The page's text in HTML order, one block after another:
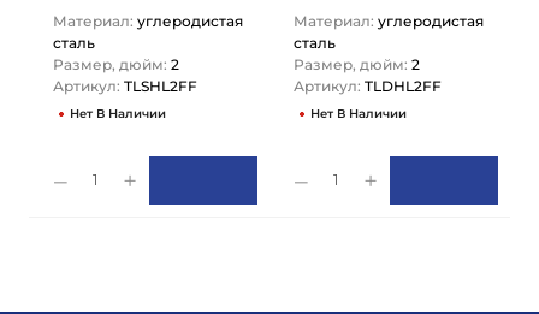
Материал: углеродистая
сталь
Размер, дюйм: 2
Артикул: TLSHL2FF
Нет В Наличии
1
Материал: углеродистая
сталь
Размер, дюйм: 2
Артикул: TLDHL2FF
Нет В Наличии
1